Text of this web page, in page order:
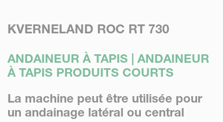
KVERNELAND ROC RT 730
ANDAINEUR À TAPIS | ANDAINEUR
À TAPIS PRODUITS COURTS
La machine peut être utilisée pour
un andainage latéral ou central